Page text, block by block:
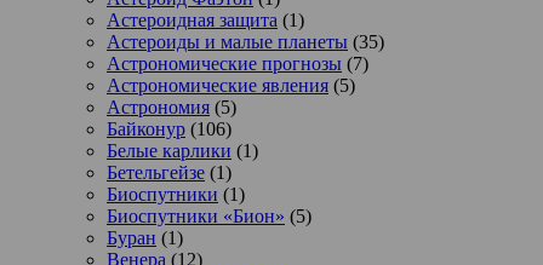
Астероидная защита (1)
Астероиды и малые планеты (35)
Астрономические прогнозы (7)
Астрономические явления (5)
Астрономия (5)
Байконур (106)
Белые карлики (1)
Бетельгейзе (1)
Биоспутники (1)
Биоспутники «Бион» (5)
Буран (1)
Венера (12)